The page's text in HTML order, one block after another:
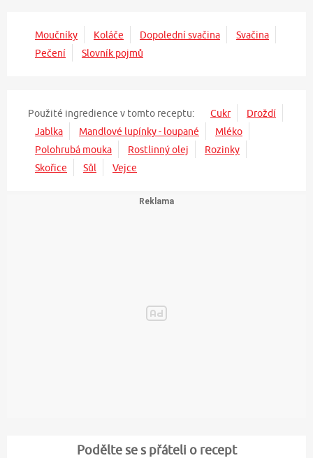
Moučníky Koláče Dopolední svačina
Svačina
Pečení
Slovník pojmů
Použité ingredience v tomto receptu: Cukr
Droždí
Jablka
Mandlové lupínky - loupané
Mléko
Polohrubá mouka
Rostlinný olej
Rozinky
Skořice
Sůl Vejce
Podělte se s přáteli o recept